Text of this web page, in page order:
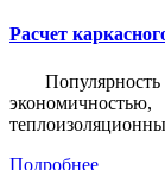
Расчет
Подробнее